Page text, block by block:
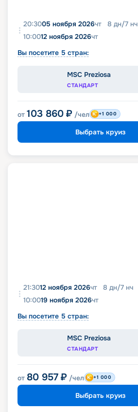
20:3005 ноября 2026чт 8 дн/7 нч
10:0012 ноября 2026чт
Вы посетите 5 стран:
MSC Preziosa
СТАНДАРТ
от 103 860 ₽ /чел +1 000
Выбрать круиз
21:3012 ноября 2026чт 8 дн/7 нч
10:0019 ноября 2026чт
Вы посетите 5 стран:
MSC Preziosa
СТАНДАРТ
от 80 957 ₽ /чел +1 000
Выбрать круиз